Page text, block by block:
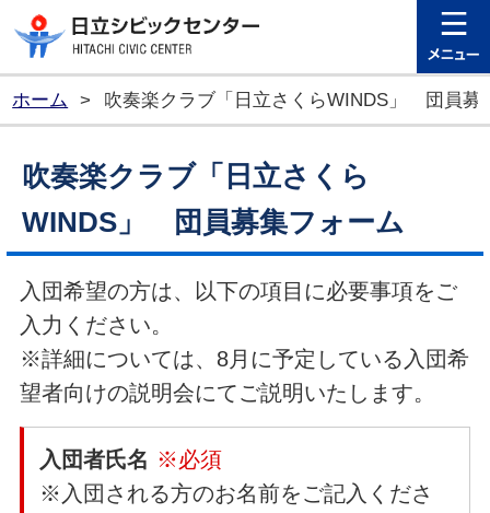
日立シビ
ホーム > 吹奏楽クラブ「日立さくらWINDS」 団員募
吹奏楽クラブ「日立さくら
WINDS」 団員募集フォーム
入団希望の方は、以下の項目に必要事項をご
入力ください。
※詳細については、8月に予定している入団希
望者向けの説明会にてご説明いたします。
入団者氏名 ※必須
※入団される方のお名前をご記入くださ